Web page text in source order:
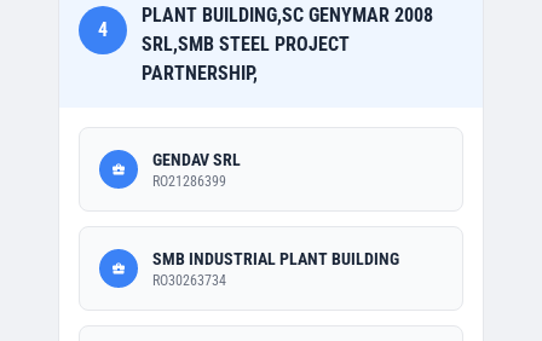
4
PLANT BUILDING,SC GENYMAR 2008
SRL,SMB STEEL PROJECT
PARTNERSHIP,
GENDAV SRL
RO21286399
SMB INDUSTRIAL PLANT BUILDING
RO30263734